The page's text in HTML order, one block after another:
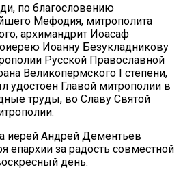
по благословению
Мефодия, митрополита
архимандрит Иоасаф
Иоанну Безукладникову
Русской Православной
Великопермского I степени,
удостоен Главой митрополии в
труды, во Славу Святой
иерей Андрей Дементьев
епархии за радость совместной
день.